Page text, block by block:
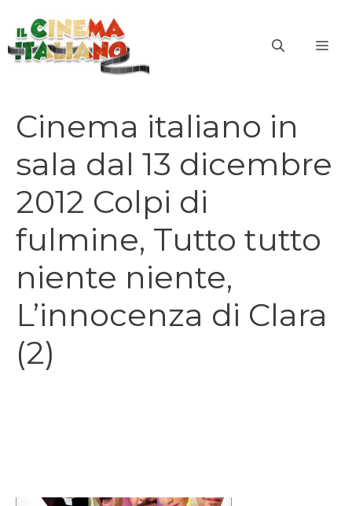
contenuto
Cinema italiano in
sala dal 13 dicembre
2012 Colpi di
fulmine, Tutto tutto
niente niente,
L’innocenza di Clara
(2)